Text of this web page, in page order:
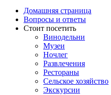
Домашняя страница
Вопросы и ответы
Стоит посетить
Винодельни
Музеи
Ночлег
Развлечения
Рестораны
Сельское хозяйство
Экскурсии